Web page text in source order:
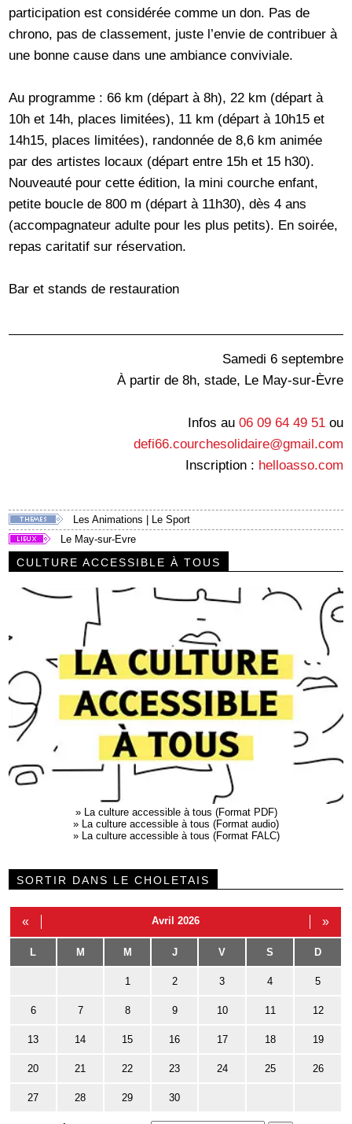
participation est considérée comme un don. Pas de
chrono, pas de classement, juste l’envie de contribuer à
une bonne cause dans une ambiance conviviale.
Au programme : 66 km (départ à 8h), 22 km (départ à
10h et 14h, places limitées), 11 km (départ à 10h15 et
14h15, places limitées), randonnée de 8,6 km animée
par des artistes locaux (départ entre 15h et 15 h30).
Nouveauté pour cette édition, la mini courche enfant,
petite boucle de 800 m (départ à 11h30), dès 4 ans
(accompagnateur adulte pour les plus petits). En soirée,
repas caritatif sur réservation.
Bar et stands de restauration
Samedi 6 septembre
À partir de 8h, stade, Le May-sur-Èvre
Infos au 06 09 64 49 51ou
defi66.courchesolidaire@gmail.com
Inscription : helloasso.com
Les Animations
Le Sport
Le May-sur-Evre
CULTURE ACCESSIBLE À TOUS
»
La culture accessible à tous (Format PDF)
»
La culture accessible à tous (Format audio)
»
La culture accessible à tous (Format FALC)
SORTIR DANS LE CHOLETAIS
« Avril 2026 »
L M M J V S D
1 2 3 4 5
6 7 8 9 10 11 12
13 14 15 16 17 18 19
20 21 22 23 24 25 26
27 28 29 30